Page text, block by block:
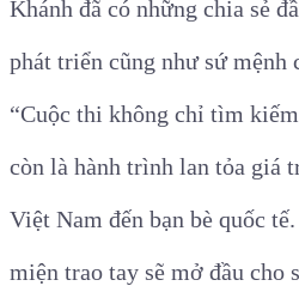
Khánh đã có những chia sẻ
phát triển cũng như sứ mệnh
“Cuộc thi không chỉ tìm
còn là hành trình lan tỏa giá
Việt Nam đến bạn bè quốc
miện trao tay sẽ mở đầu cho